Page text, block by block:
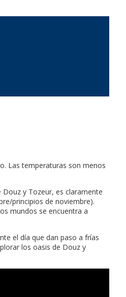
Las temperaturas son menos
y Tozeur, es claramente
principios de noviembre).
mundos se encuentra a
el día que dan paso a frías
los oasis de Douz y